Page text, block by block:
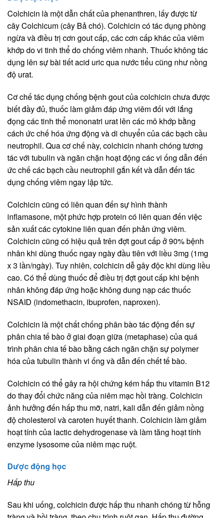
Colchicin là một dẫn chất của phenanthren, lấy được từ
cây Colchicum (cây Bả chó). Colchicin có tác dụng phòng
ngừa và điều trị cơn gout cấp, các cơn cấp khác của viêm
khớp do vi tinh thể do chống viêm nhanh. Thuốc không tác
dụng lên sự bài tiết acid uric qua nước tiểu cũng như nồng
độ urat.
Cơ chế tác dụng chống bệnh gout của colchicin chưa được
biết đầy đủ, thuốc làm giảm đáp ứng viêm đối với lắng
đọng các tinh thể mononatri urat lên các mô khớp bằng
cách ức chế hóa ứng động và di chuyển của các bạch cầu
neutrophil. Qua cơ chế này, colchicin nhanh chóng tương
tác với tubulin và ngăn chặn hoạt động các vi ống dẫn đến
ức chế các bạch cầu neutrophil gắn kết và dẫn đến tác
dụng chống viêm ngay lập tức.
Colchicin cũng có liên quan đến sự hình thành
inflamasone, một phức hợp protein có liên quan đến việc
sản xuất các cytokine liên quan đến phản ứng viêm.
Colchicin cũng có hiệu quả trên đợt gout cấp ở 90% bệnh
nhân khi dùng thuốc ngay ngày đầu tiên với liều 3mg (1mg
x 3 lần/ngày). Tuy nhiên, colchicin dễ gây độc khi dùng liều
cao. Có thể dùng thuốc để điều trị đợt gout cấp khi bệnh
nhân không đáp ứng hoặc không dung nạp các thuốc
NSAID (indomethacin, ibuprofen, naproxen).
Colchicin là một chất chống phân bào tác động đến sự
phân chia tế bào ở giai đoạn giữa (metaphase) của quá
trình phân chia tế bào bằng cách ngăn chặn sự polymer
hóa của tubulin thành vi ống và dẫn đến chết tế bào.
Colchicin có thể gây ra hội chứng kém hấp thu vitamin B12
do thay đổi chức năng của niêm mạc hồi tràng. Colchicin
ảnh hưởng đến hấp thu mỡ, natri, kali dẫn đến giảm nồng
độ cholesterol và caroten huyết thanh. Colchicin làm giảm
hoạt tính của lactic dehydrogenase và làm tăng hoạt tính
enzyme lysosome của niêm mạc ruột.
Dược động học
Hấp thu
Sau khi uống, colchicin được hấp thu nhanh chóng từ hỗng